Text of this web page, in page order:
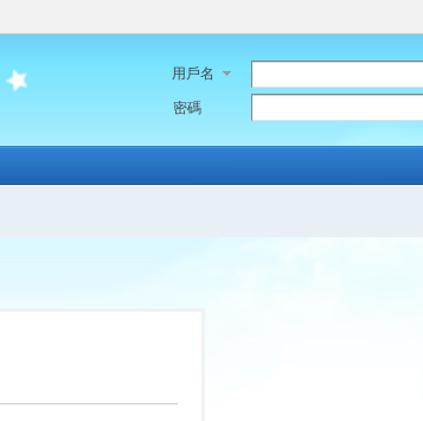
用戶名
密碼